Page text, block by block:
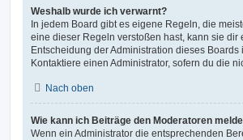
Weshalb wurde ich verwarnt?
In jedem Board gibt es eigene Regeln, die
eine dieser Regeln verstoßen hast, kann sie
Entscheidung der Administration dieses
Kontaktiere einen Administrator, sofern du die
Nach oben
Wie kann ich Beiträge den Moderatoren
Wenn ein Administrator die entsprechenden